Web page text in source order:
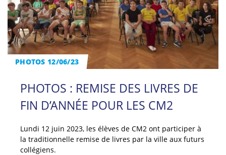
PHOTOS 12/06/23
PHOTOS : REMISE DES LIVRES DE
FIN D’ANNÉE POUR LES CM2
Lundi 12 juin 2023, les élèves de CM2 ont participer à
la traditionnelle remise de livres par la ville aux futurs
collégiens.